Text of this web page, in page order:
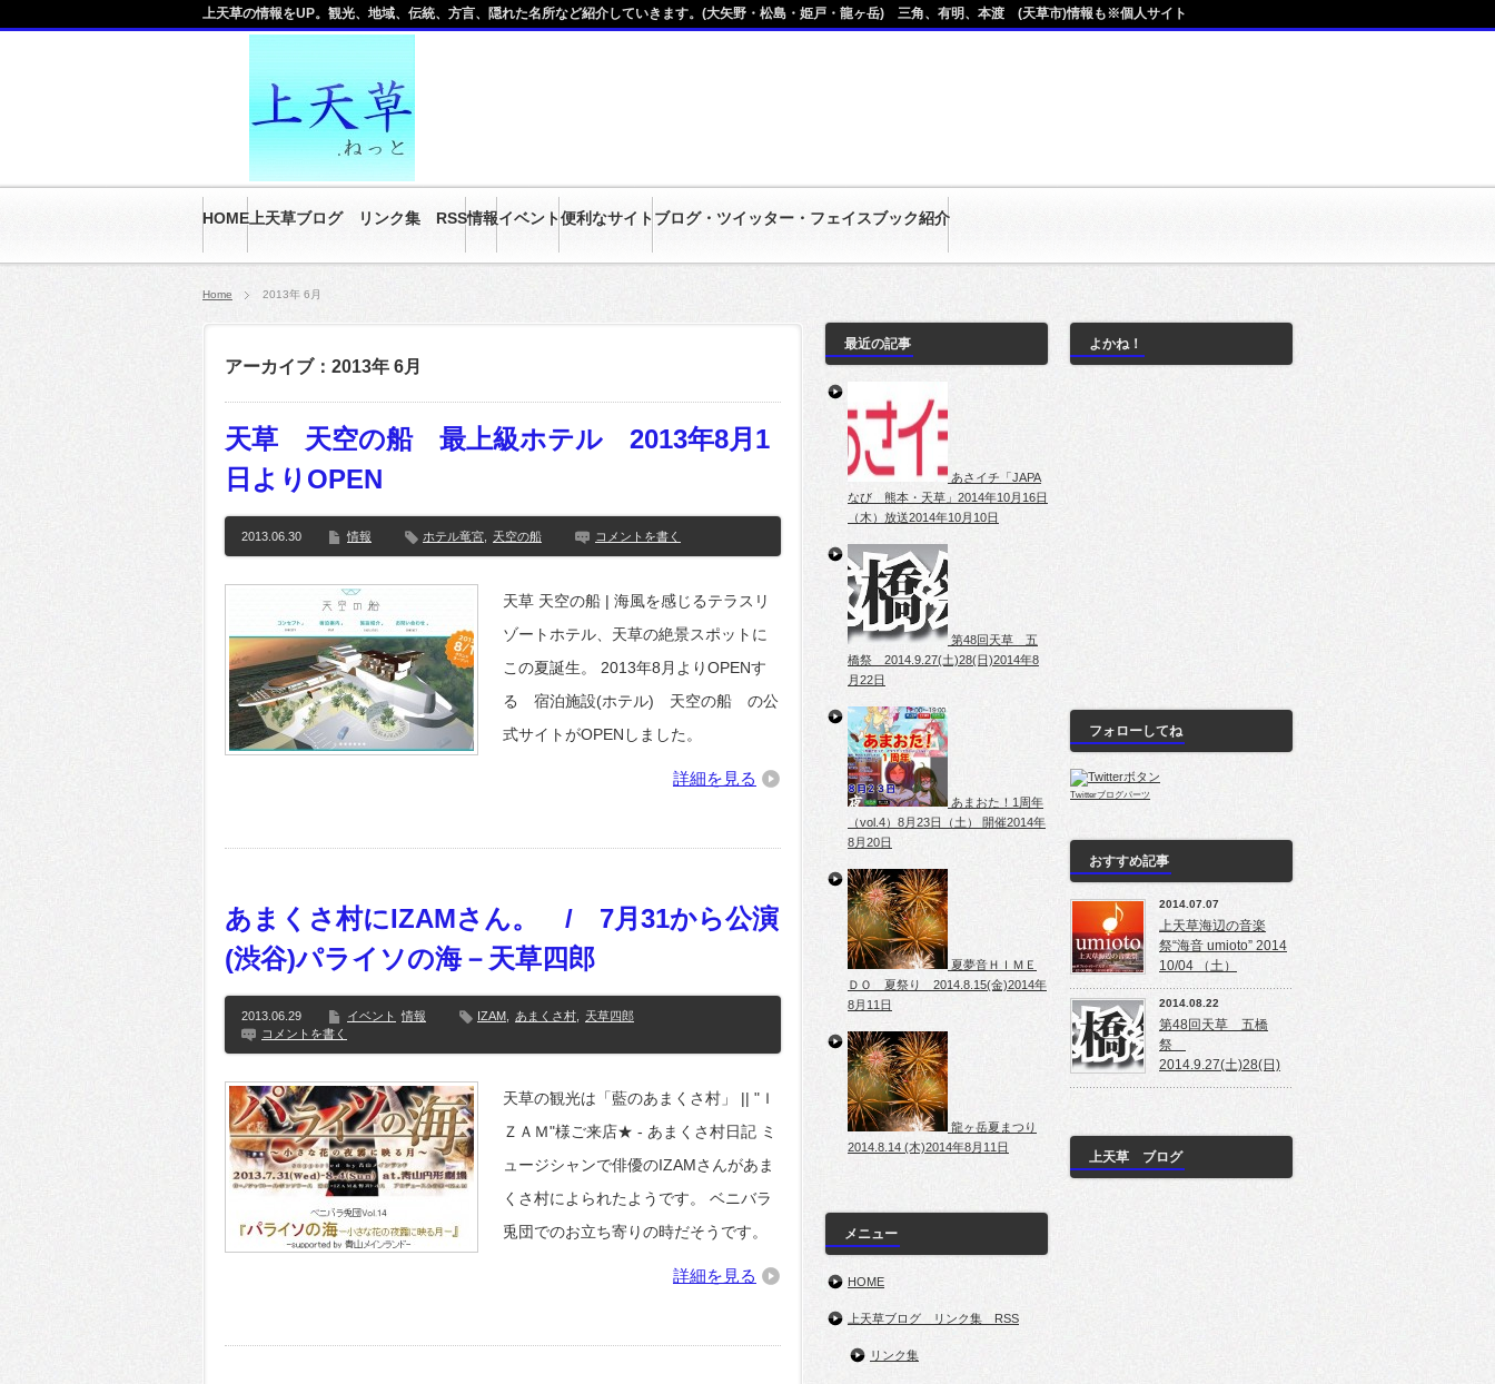
HOME 上天草ブログ リンク集 RSS情報イベント便利なサイトブログ・ツイッター・フェイスブック紹介
上天草の情報をUP。観光、地域、伝統、方言、隠れた名所など紹介していきます。(大矢野・松島・姫戸・龍ヶ岳) 三角、有明、本渡 (天草市)情報も※個人サイト
Home 2013年 6月
アーカイブ：2013年 6月
天草 天空の船 最上級ホテル 2013年8月1
日よりOPEN
2013.06.30 情報 ホテル竜宮 天空の船 コメントを書く
天草 天空の船 | 海風を感じるテラスリ
ゾートホテル、天草の絶景スポットに
この夏誕生。 2013年8月よりOPENす
る 宿泊施設(ホテル) 天空の船 の公
式サイトがOPENしました。
詳細を見る
あまくさ村にIZAMさん。 / 7月31から公演
(渋谷)パライソの海－天草四郎
2013.06.29 イベント 情報 IZAM あまくさ村
天草四郎
コメントを書く
天草の観光は「藍のあまくさ村」 || "Ｉ
ＺＡＭ"様ご来店★ - あまくさ村日記 ミ
ュージシャンで俳優のIZAMさんがあま
くさ村によられたようです。 ベニバラ
兎団でのお立ち寄りの時だそうです。
詳細を見る
最近の記事
あさイチ「JAPA
なび 熊本・天草」2014年10月16日
（木）放送2014年10月10日
第48回天草 五
橋祭 2014.9.27(土)28(日)2014年8
月22日
あまおた！1周年
（vol.4）8月23日（土） 開催2014年
8月20日
夏夢音ＨＩＭＥ
ＤＯ 夏祭り 2014.8.15(金)2014年
8月11日
龍ヶ岳夏まつり
2014.8.14 (木)2014年8月11日
メニュー
HOME
上天草ブログ リンク集 RSS
リンク集
よかね！
フォローしてね
Twitterブログパーツ
おすすめ記事
2014.07.07
上天草海辺の音楽
祭“海音 umioto” 2014
10/04 （土）
2014.08.22
第48回天草 五橋
祭
2014.9.27(土)28(日)
上天草 ブログ